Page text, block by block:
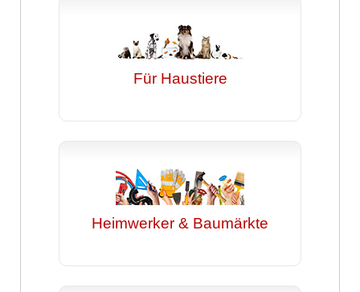
Für Haustiere
Heimwerker & Baumärkte